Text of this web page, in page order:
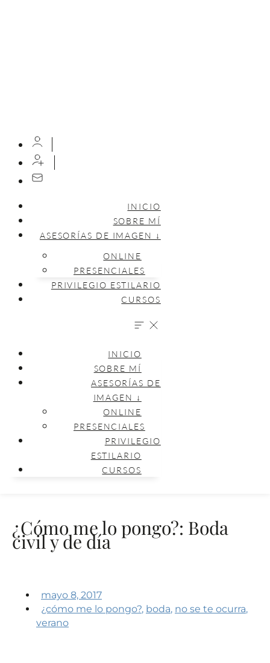
INICIO
SOBRE MÍ
ASESORÍAS DE IMAGEN ↓
ONLINE
PRESENCIALES
PRIVILEGIO ESTILARIO
CURSOS
INICIO
SOBRE MÍ
ASESORÍAS DE
IMAGEN ↓
ONLINE
PRESENCIALES
PRIVILEGIO
ESTILARIO
CURSOS
¿Cómo me lo pongo?: Boda
civil y de día
mayo 8, 2017
¿cómo me lo pongo?, boda, no se te ocurra,
verano